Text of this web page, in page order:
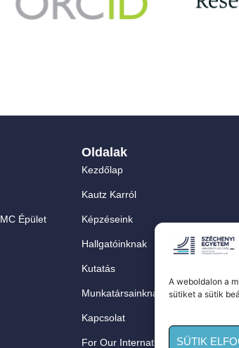
A weboldalon a
sütiket a sütik
SÜTIK
Épület
Oldalak
Kezdőlap
Kautz Karról
Képzéseink
Hallgatóinknak
Kutatás
Munkatársainknak
Kapcsolat
For Our International Students